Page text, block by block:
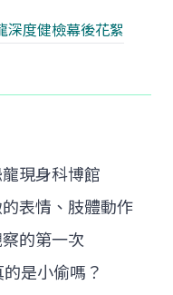
深度健檢幕後花絮
現身科博館
表情、肢體動作
的第一次
是小偷嗎？